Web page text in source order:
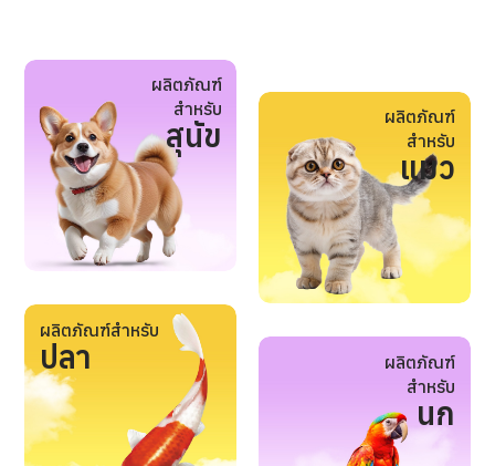
ผลิตภัณฑ์
สำหรับ
สุนัข
ผลิตภัณฑ์สำหรับ
ปลา
ผลิตภัณฑ์
สำหรับ
แมว
ผลิตภัณฑ์
สำหรับ
นก